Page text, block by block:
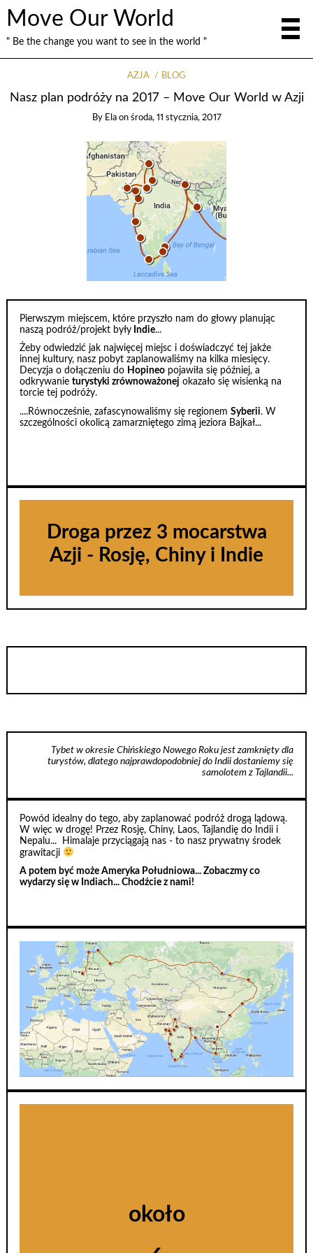
Move Our World
" Be the change you want to see in the world "
AZJA BLOG
Nasz plan podróży na 2017 – Move Our World w Azji
By Ela on środa, 11 stycznia, 2017
Pierwszym miejscem, które przyszło nam do głowy planując
naszą podróż/projekt były Indie...
Żeby odwiedzić jak najwięcej miejsc i doświadczyć tej jakże
innej kultury, nasz pobyt zaplanowaliśmy na kilka miesięcy.
Decyzja o dołączeniu do Hopineo pojawiła się później, a
odkrywanieturystyki zrównoważonej okazało się wisienką na
torcie tej podróży.
....Równocześnie, zafascynowaliśmy się regionemSyberii. W
szczególności okolicą zamarzniętego zimą jeziora Bajkał...
Droga przez 3 mocarstwa
Azji - Rosję, Chiny i Indie
Tybet w okresie Chińskiego Nowego Roku jest zamknięty dla
turystów, dlatego najprawdopodobniej do Indii dostaniemy się
samolotem z Tajlandii...
Powód idealny do tego, aby zaplanować podróż drogą lądową.
W więc w drogę! Przez Rosję, Chiny, Laos, Tajlandię do Indii i
Nepalu... Himalaje przyciągają nas - to nasz prywatny środek
grawitacji
A potem być może Ameryka Południowa... Zobaczmy co
wydarzy się w Indiach... Chodźcie z nami!
około